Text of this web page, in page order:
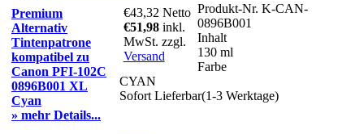
Premium
Alternativ
Tintenpatrone
kompatibel zu
Canon PFI-102C
0896B001 XL
Cyan
» mehr Details...
€43,32 Netto
€51,98 inkl.
MwSt. zzgl.
Versand
Produkt-Nr. K-CAN-
0896B001
Inhalt
130 ml
Farbe
CYAN
Sofort Lieferbar(1-3 Werktage)